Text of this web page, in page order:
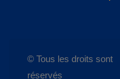
© Tous les droits sont
réservés